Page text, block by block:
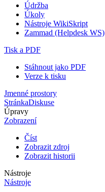
Údržba
Úkoly
Nástroje WikiSkript
Zammad (Helpdesk WS)
Tisk a PDF
Stáhnout jako PDF
Verze k tisku
Jmenné prostory
StránkaDiskuse
Úpravy
Zobrazení
Číst
Zobrazit zdroj
Zobrazit historii
Nástroje
Nástroje